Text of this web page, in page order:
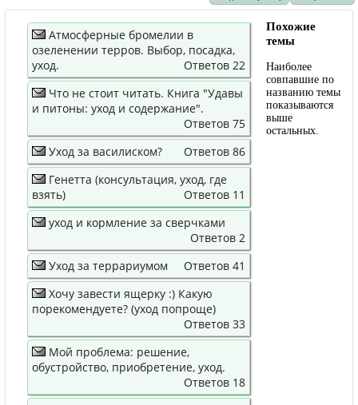
Атмосферные бромелии в
озеленении терров. Выбор, посадка,
уход.
Ответов 22
Что не стоит читать. Книга "Удавы
и питоны: уход и содержание".
Ответов 75
Уход за василиском?
Ответов 86
Генетта (консультация, уход, где
взять)
Ответов 11
уход и кормление за сверчками
Ответов 2
Уход за террариумом
Ответов 41
Хочу завести ящерку :) Какую
порекомендуете? (уход попроще)
Ответов 33
Мой проблема: решение,
обустройство, приобретение, уход.
Ответов 18
Похожие
темы
Наиболее
совпавшие по
названию темы
показываются
выше
остальных.